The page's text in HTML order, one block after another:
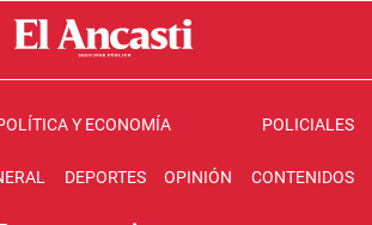
Y ECONOMÍA POLICIALES
DEPORTES OPINIÓN CONTENIDOS